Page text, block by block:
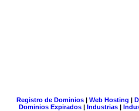
Registro de Dominios| Web Hosting |
Dominios Expirados | Industrias |